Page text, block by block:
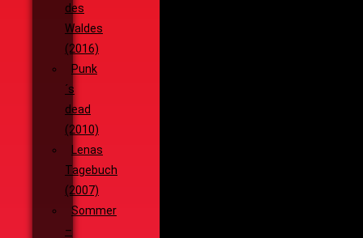
des
Waldes
(2016)
Punk
´s
dead
(2010)
Lenas
Tagebuch
(2007)
Sommer
–